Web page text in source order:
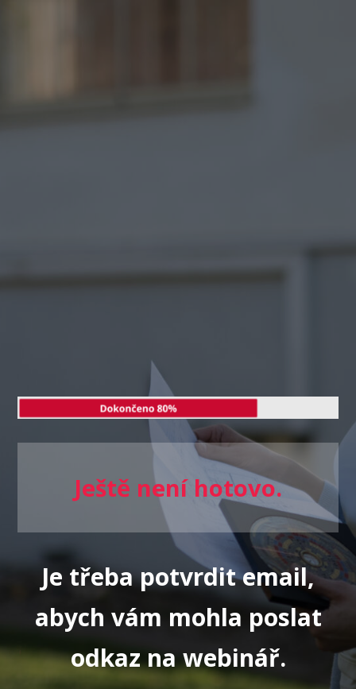
Ještě není hotovo.
Je třeba potvrdit email,
abych vám mohla poslat
odkaz na webinář.